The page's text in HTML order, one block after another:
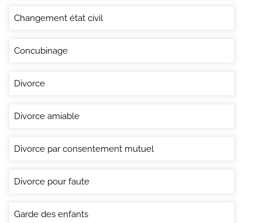
Changement état civil
Concubinage
Divorce
Divorce amiable
Divorce par consentement mutuel
Divorce pour faute
Garde des enfants